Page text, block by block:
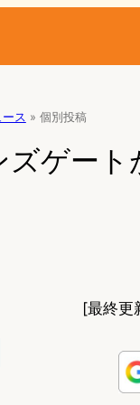
ス » 個別投稿
ゲート
[最終更